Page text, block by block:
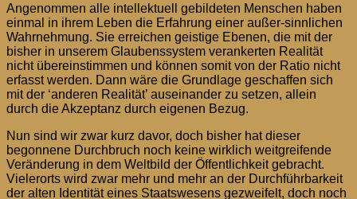
Angenommen alle intellektuell gebildeten Menschen haben
einmal in ihrem Leben die Erfahrung einer außer-sinnlichen
Wahrnehmung. Sie erreichen geistige Ebenen, die mit der
bisher in unserem Glaubenssystem verankerten Realität
nicht übereinstimmen und können somit von der Ratio nicht
erfasst werden. Dann wäre die Grundlage geschaffen sich
mit der ‘anderen Realität’ auseinander zu setzen, allein
durch die Akzeptanz durch eigenen Bezug.
Nun sind wir zwar kurz davor, doch bisher hat dieser
begonnene Durchbruch noch keine wirklich weitgreifende
Veränderung in dem Weltbild der Öffentlichkeit gebracht.
Vielerorts wird zwar mehr und mehr an der Durchführbarkeit
der alten Identität eines Staatswesens gezweifelt, doch noch